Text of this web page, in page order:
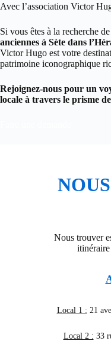
Avec l’association Victor
Si vous êtes à la recherche de
anciennes à Sète dans
Victor Hugo est votre
patrimoine iconographique
Rejoignez-nous pour un
locale à travers le prisme
Nous trouver
Local 1 : 21
Local 2 : 33